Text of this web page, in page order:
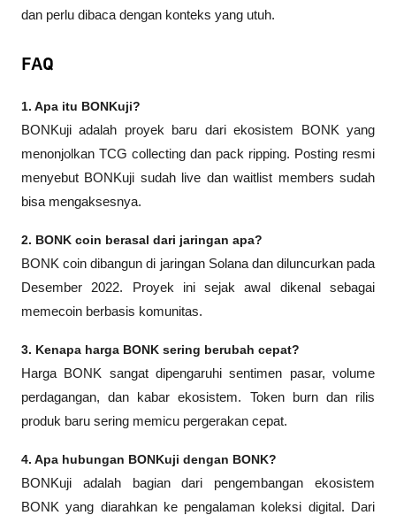
dan perlu dibaca dengan konteks yang utuh.
FAQ
1. Apa itu BONKuji?
BONKuji adalah proyek baru dari ekosistem BONK yang
menonjolkan TCG collecting dan pack ripping. Posting resmi
menyebut BONKuji sudah live dan waitlist members sudah
bisa mengaksesnya.
2. BONK coin berasal dari jaringan apa?
BONK coin dibangun di jaringan Solana dan diluncurkan pada
Desember 2022. Proyek ini sejak awal dikenal sebagai
memecoin berbasis komunitas.
3. Kenapa harga BONK sering berubah cepat?
Harga BONK sangat dipengaruhi sentimen pasar, volume
perdagangan, dan kabar ekosistem. Token burn dan rilis
produk baru sering memicu pergerakan cepat.
4. Apa hubungan BONKuji dengan BONK?
BONKuji adalah bagian dari pengembangan ekosistem
BONK yang diarahkan ke pengalaman koleksi digital. Dari